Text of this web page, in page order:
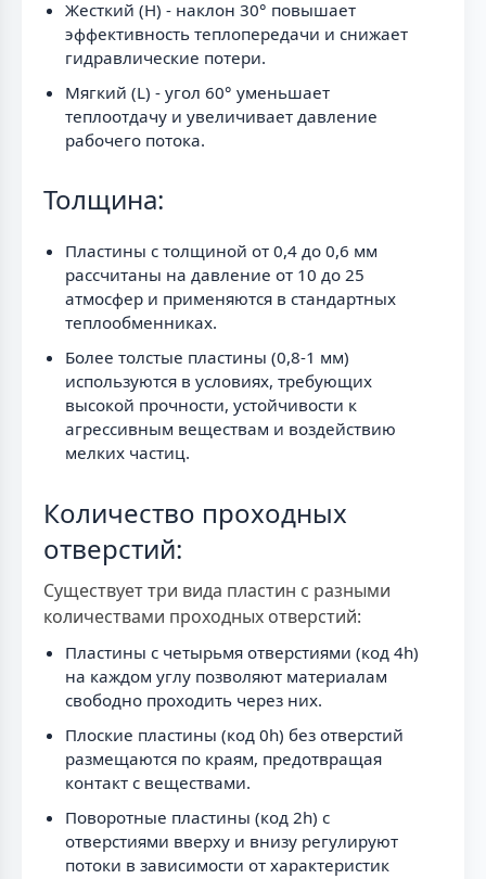
Жесткий (H) - наклон 30° повышает
эффективность теплопередачи и снижает
гидравлические потери.
Мягкий (L) - угол 60° уменьшает
теплоотдачу и увеличивает давление
рабочего потока.
Толщина:
Пластины с толщиной от 0,4 до 0,6 мм
рассчитаны на давление от 10 до 25
атмосфер и применяются в стандартных
теплообменниках.
Более толстые пластины (0,8-1 мм)
используются в условиях, требующих
высокой прочности, устойчивости к
агрессивным веществам и воздействию
мелких частиц.
Количество проходных
отверстий:
Существует три вида пластин с разными
количествами проходных отверстий:
Пластины с четырьмя отверстиями (код 4h)
на каждом углу позволяют материалам
свободно проходить через них.
Плоские пластины (код 0h) без отверстий
размещаются по краям, предотвращая
контакт с веществами.
Поворотные пластины (код 2h) с
отверстиями вверху и внизу регулируют
потоки в зависимости от характеристик